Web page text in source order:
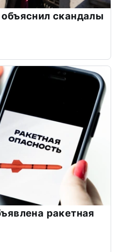
скандалы
ракетная